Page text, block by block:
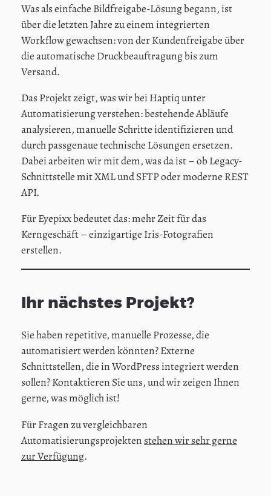
Was als einfache Bildfreigabe-Lösung begann, ist
über die letzten Jahre zu einem integrierten
Workflow gewachsen: von der Kundenfreigabe über
die automatische Druckbeauftragung bis zum
Versand.
Das Projekt zeigt, was wir bei Haptiq unter
Automatisierung verstehen: bestehende Abläufe
analysieren, manuelle Schritte identifizieren und
durch passgenaue technische Lösungen ersetzen.
Dabei arbeiten wir mit dem, was da ist – ob Legacy-
Schnittstelle mit XML und SFTP oder moderne REST
API.
Für Eyepixx bedeutet das: mehr Zeit für das
Kerngeschäft – einzigartige Iris-Fotografien
erstellen.
Ihr nächstes Projekt?
Sie haben repetitive, manuelle Prozesse, die
automatisiert werden könnten? Externe
Schnittstellen, die in WordPress integriert werden
sollen? Kontaktieren Sie uns, und wir zeigen Ihnen
gerne, was möglich ist!
Für Fragen zu vergleichbaren
Automatisierungsprojekten stehen wir sehr gerne
zur Verfügung.